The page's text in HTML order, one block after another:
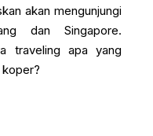
akan mengunjungi
dan Singapore.
traveling apa yang